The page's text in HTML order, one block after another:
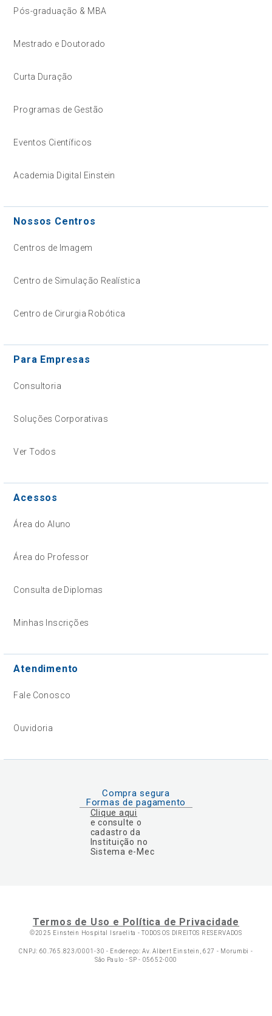
Pós-graduação & MBA
Mestrado e Doutorado
Curta Duração
Programas de Gestão
Eventos Científicos
Academia Digital Einstein
Nossos Centros
Centros de Imagem
Centro de Simulação Realística
Centro de Cirurgia Robótica
Para Empresas
Consultoria
Soluções Corporativas
Ver Todos
Acessos
Área do Aluno
Área do Professor
Consulta de Diplomas
Minhas Inscrições
Atendimento
Fale Conosco
Ouvidoria
Compra segura
Formas de pagamento
Clique aqui
e consulte o
cadastro da
Instituição no
Sistema e-Mec
Termos de Uso e Política de Privacidade
©2025 Einstein Hospital Israelita -TODOS OS DIREITOS RESERVADOS
CNPJ: 60.765.823/0001-30 - Endereço: Av. Albert Einstein, 627 - Morumbi -
São Paulo - SP - 05652-000